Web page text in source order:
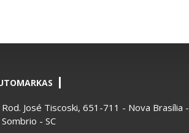
Rod. José Tiscoski, 651-711 - Nova Brasília -
Sombrio - SC